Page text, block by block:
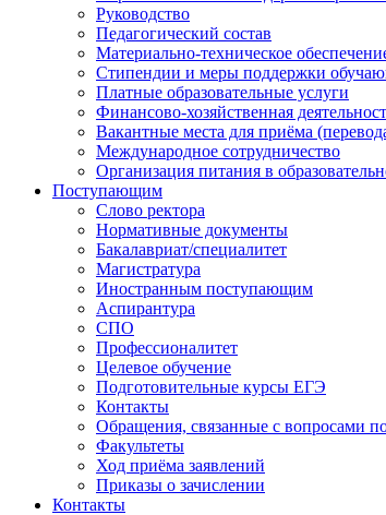
Руководство
Педагогический состав
Материально-техническое
Стипендии и меры поддержки
Платные образовательные услуги
Финансово-хозяйственная
Вакантные места для приёма
Международное сотрудничество
Организация питания в
Поступающим
Слово ректора
Нормативные документы
Бакалавриат/специалитет
Магистратура
Иностранным поступающим
Аспирантура
СПО
Профессионалитет
Целевое обучение
Подготовительные курсы ЕГЭ
Контакты
Обращения, связанные с вопросами
Факультеты
Ход приёма заявлений
Приказы о зачислении
Контакты